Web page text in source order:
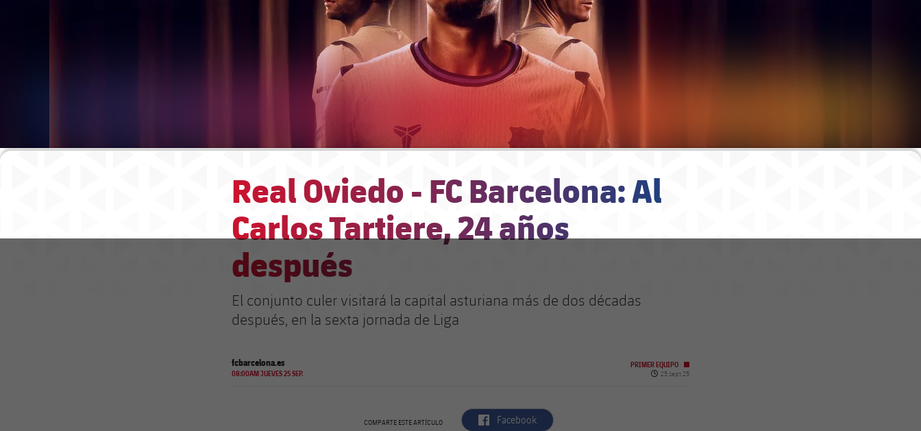
Real Oviedo - FC Barcelona: Al
Carlos Tartiere, 24 años
después
El conjunto culer visitará la capital asturiana más de dos décadas
después, en la sexta jornada de Liga
fcbarcelona.es
08:00AM JUEVES 25 SEP.
PRIMER EQUIPO
Fecha de publicación
25 sept 25
COMPARTE ESTE ARTÍCULO label.aria.facebook
Facebook